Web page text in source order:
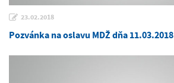
23.02.2018
Pozvánka na oslavu MDŽ dňa 11.03.2018